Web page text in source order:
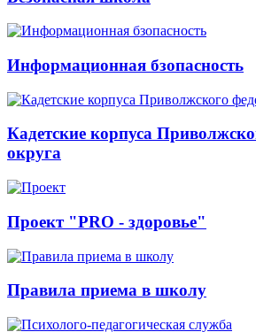
Информационная бзопасность
Кадетские корпуса
округа
Проект "PRO - здоровье"
Правила приема в школу